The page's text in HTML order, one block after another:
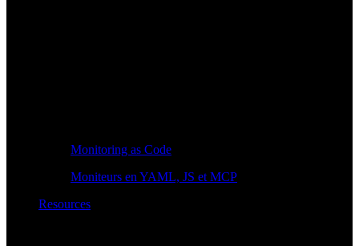
Monitoring as Code
Moniteurs en YAML, JS et MCP
Resources